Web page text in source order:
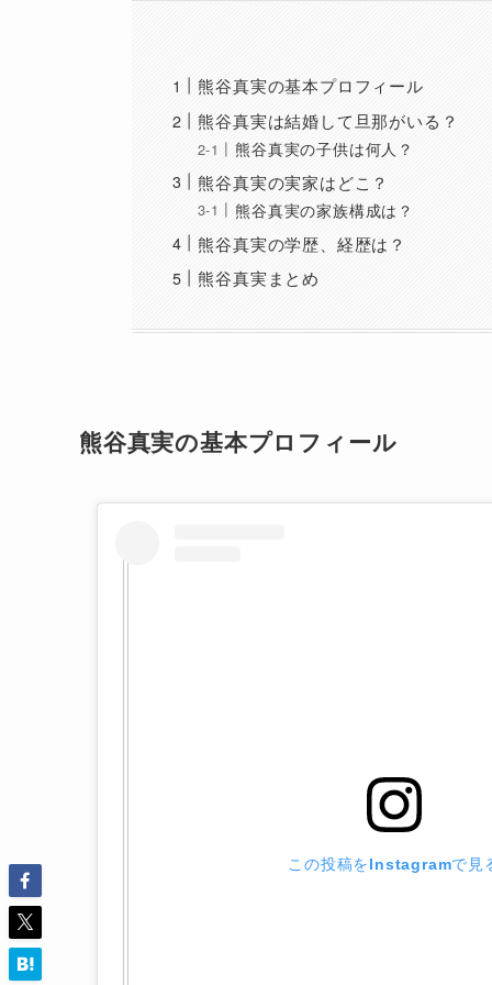
熊谷真実の基本プロフィール
熊谷真実は結婚して旦那がいる？
熊谷真実の子供は何人？
熊谷真実の実家はどこ？
熊谷真実の家族構成は？
熊谷真実の学歴、経歴は？
熊谷真実まとめ
熊谷真実の基本プロフィール
この投稿をInstagramで見